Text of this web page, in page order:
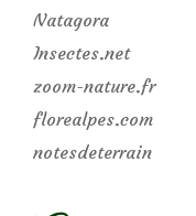
Natagora
Insectes.net
zoom-nature.fr
florealpes.com
notesdeterrain